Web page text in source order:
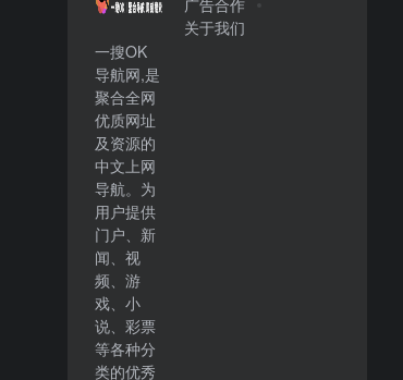
一搜OK
导航网,是
聚合全网
优质网址
及资源的
中文上网
导航。为
用户提供
门户、新
闻、视
频、游
戏、小
说、彩票
等各种分
类的优秀
广告合作
关于我们